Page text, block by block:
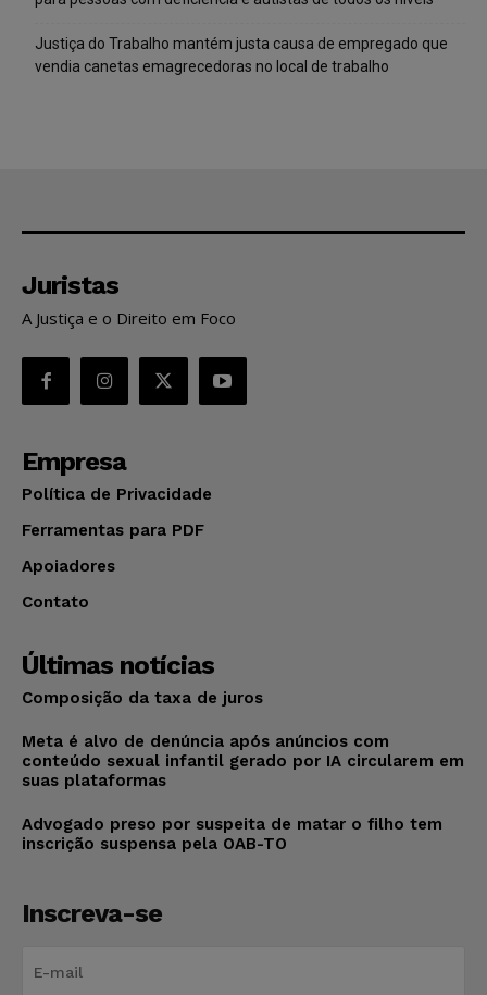
Justiça do Trabalho mantém justa causa de empregado que
vendia canetas emagrecedoras no local de trabalho
Juristas
A Justiça e o Direito em Foco
Empresa
Política de Privacidade
Ferramentas para PDF
Apoiadores
Contato
Últimas notícias
Composição da taxa de juros
Meta é alvo de denúncia após anúncios com
conteúdo sexual infantil gerado por IA circularem em
suas plataformas
Advogado preso por suspeita de matar o filho tem
inscrição suspensa pela OAB-TO
Inscreva-se